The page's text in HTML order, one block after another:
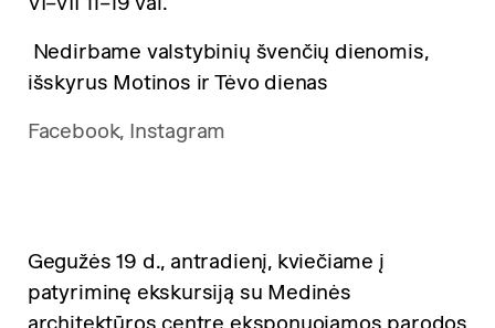
Gegužės 19 d., antradienį, kviečiame į
patyriminę ekskursiją su Medinės
architektūros centre eksponuojamos parodos
Nedirbame valstybinių švenčių dienomis,
išskyrus Motinos ir Tėvo dienas
Facebook, Instagram